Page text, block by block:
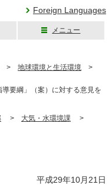
Foreign Languages
メニュー
> 地球環境と生活環境 >
要綱」（案）に対する意見を
> 大気・水環境課 >
平成29年10月21日